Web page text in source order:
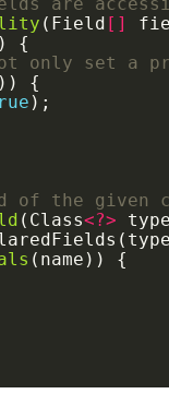
(Field []
only set a
of the given
(Class<?>